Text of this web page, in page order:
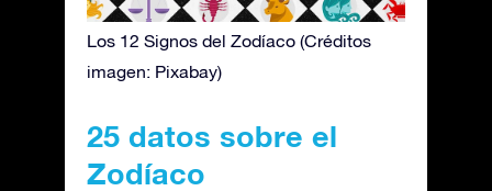
Los 12 Signos del Zodíaco (Créditos
imagen: Pixabay)
25 datos sobre el
Zodíaco